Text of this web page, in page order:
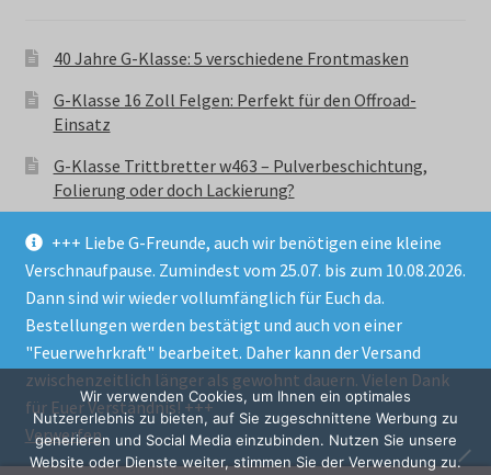
+++ Liebe G-Freunde, auch wir benötigen eine kleine
Verschnaufpause. Zumindest vom 25.07. bis zum 10.08.2026.
Dann sind wir wieder vollumfänglich für Euch da.
Bestellungen werden bestätigt und auch von einer
"Feuerwehrkraft" bearbeitet. Daher kann der Versand
zwischenzeitlich länger als gewohnt dauern. Vielen Dank
für Euer Verständnis! +++
Verwerfen
40 Jahre G-Klasse: 5 verschiedene Frontmasken
G-Klasse 16 Zoll Felgen: Perfekt für den Offroad-
Einsatz
G-Klasse Trittbretter w463 – Pulverbeschichtung,
Folierung oder doch Lackierung?
© GParts24 - G-Klasse w463 Trittbretter, Felgen,
Ersatzteile & Zubebehör.
Datenschutzerklärung
Alle Preise inkl. der gesetzlichen MwSt.
Wir verwenden Cookies, um Ihnen ein optimales
Nutzererlebnis zu bieten, auf Sie zugeschnittene Werbung zu
generieren und Social Media einzubinden. Nutzen Sie unsere
Website oder Dienste weiter, stimmen Sie der Verwendung zu.